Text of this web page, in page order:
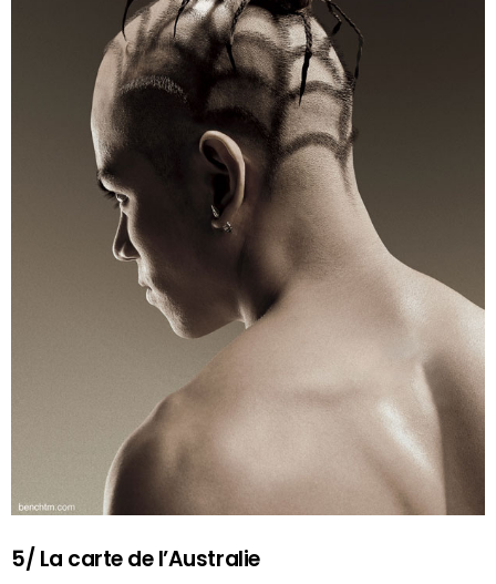
5/ La carte de l’Australie